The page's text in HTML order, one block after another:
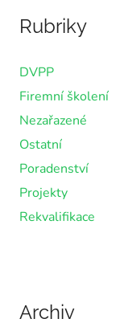
Rubriky
DVPP
Firemní školení
Nezařazené
Ostatní
Poradenství
Projekty
Rekvalifikace
Archiv